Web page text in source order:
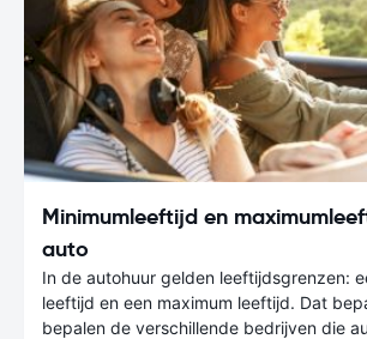
Minimumleeftijd en
auto
In de autohuur gelden leeftijdsgrenzen:
leeftijd en een maximum leeftijd. Dat
bepalen de verschillende bedrijven die